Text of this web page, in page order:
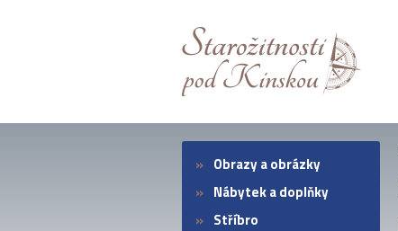
Obrazy a obrázky
Nábytek a doplňky
Stříbro